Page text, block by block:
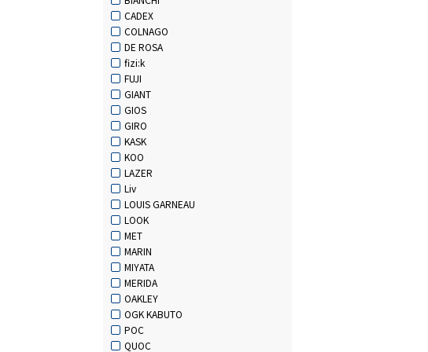
CADEX
COLNAGO
DE ROSA
fizi:k
FUJI
GIANT
GIOS
GIRO
KASK
KOO
LAZER
Liv
LOUIS GARNEAU
LOOK
MET
MARIN
MIYATA
MERIDA
OAKLEY
OGK KABUTO
POC
QUOC